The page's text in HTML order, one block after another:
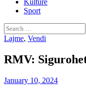
Kulturë
Sport
Search
for:
Lajme, Vendi
RMV:
January 10, 2024